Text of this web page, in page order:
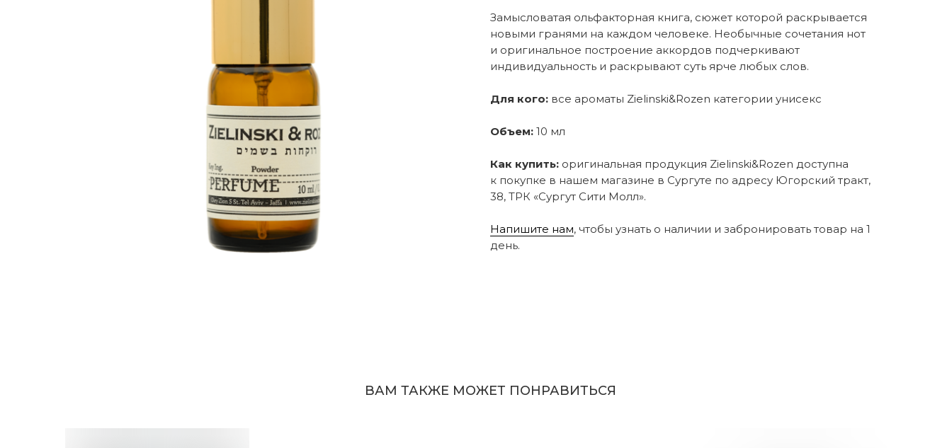
Замысловатая ольфакторная книга, сюжет которой раскрывается
новыми гранями на каждом человеке. Необычные сочетания нот
и оригинальное построение аккордов подчеркивают
индивидуальность и раскрывают суть ярче любых слов.
Для кого: все ароматы Zielinski&Rozen категории унисекс
Объем: 10 мл
Как купить: оригинальная продукция Zielinski&Rozen доступна
к покупке в нашем магазине в Сургуте по адресу Югорский тракт,
38, ТРК «Сургут Сити Молл».
Напишите нам, чтобы узнать о наличии и забронировать товар на 1
день.
ВАМ ТАКЖЕ МОЖЕТ ПОНРАВИТЬСЯ